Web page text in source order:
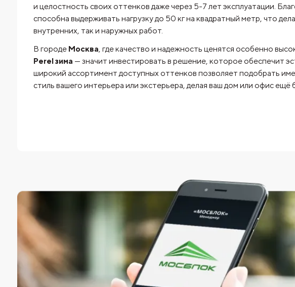
и целостность своих оттенков даже через 5-7 лет эксплуатации.
способна выдерживать нагрузку до 50 кг на квадратный метр, что
внутренних, так и наружных работ.
В городе Москва, где качество и надежность ценятся особенно
Perel зима — значит инвестировать в решение, которое обеспечит
широкий ассортимент доступных оттенков позволяет подобрать
стиль вашего интерьера или экстерьера, делая ваш дом или офис